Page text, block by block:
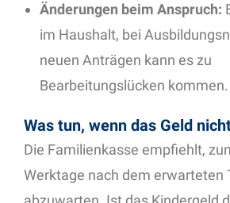
Änderungen beim Anspruch:
im Haushalt, bei
neuen Anträgen kann es zu
Bearbeitungslücken kommen.
Was tun, wenn das Geld
Die Familienkasse empfiehlt,
Werktage nach dem erwarteten